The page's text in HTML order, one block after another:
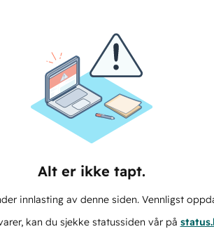
Alt er ikke tapt.
innlasting av denne siden. Vennligst
kan du sjekke statussiden vår på